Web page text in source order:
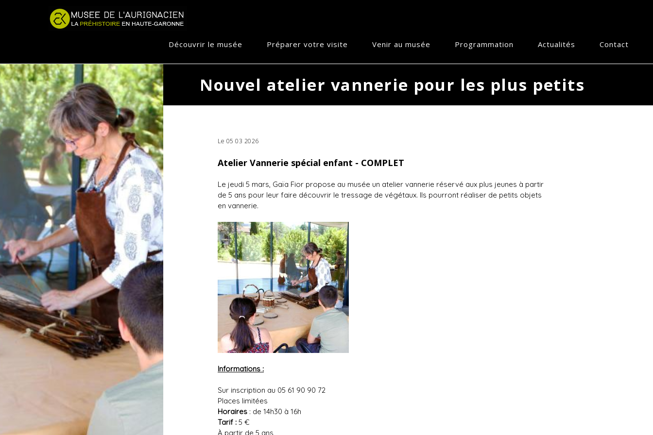
Découvrir le musée Préparer votre visite Venir au musée Programmation Actualités Contact
Nouvel atelier vannerie pour les plus petits
Le 05 03 2026
Atelier Vannerie spécial enfant - COMPLET
Le jeudi 5 mars, Gaïa Fior propose au musée un atelier vannerie réservé aux plus jeunes à partir
de 5 ans pour leur faire découvrir le tressage de végétaux. Ils pourront réaliser de petits objets
en vannerie.
Informations :
Sur inscription au 05 61 90 90 72
Places limitées
Horaires : de 14h30 à 16h
Tarif : 5 €
À partir de 5 ans